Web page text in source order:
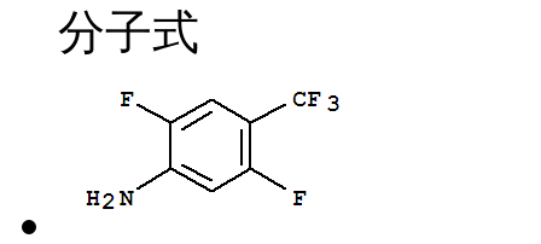
分子式